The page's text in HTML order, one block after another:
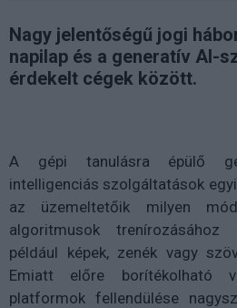
Nagy jelentőségű jogi
napilap és a generatív AI-
érdekelt cégek között.
A gépi tanulásra épülő
intelligenciás szolgáltatások
az üzemeltetőik milyen
algoritmusok
például képek, zenék vagy
Emiatt előre
platformok fellendülése